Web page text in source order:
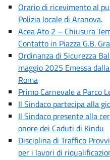
Orario di ricevimento al
Polizia locale di Aranova.
Acea Ato 2 – Chiusura
Contatto in Piazza G.B.
Ordinanza di Sicurezza
maggio 2025 Emessa
Roma
Primo Carnevale a Parco
Il Sindaco partecipa alla
Il Sindaco presente alla
onore dei Caduti di Kindu
Disciplina di Traffico
per i lavori di